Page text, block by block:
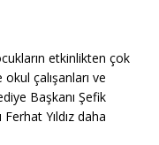
etkinlikten çok
çalışanları ve
Başkanı Şefik
Yıldız daha